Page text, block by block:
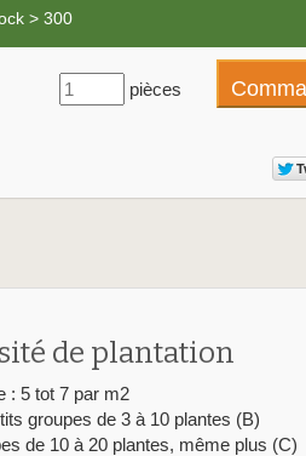
> 300
pièces
de plantation
: 5 tot 7 par m2
groupes de 3 à 10 plantes (B)
de 10 à 20 plantes, même plus (C)